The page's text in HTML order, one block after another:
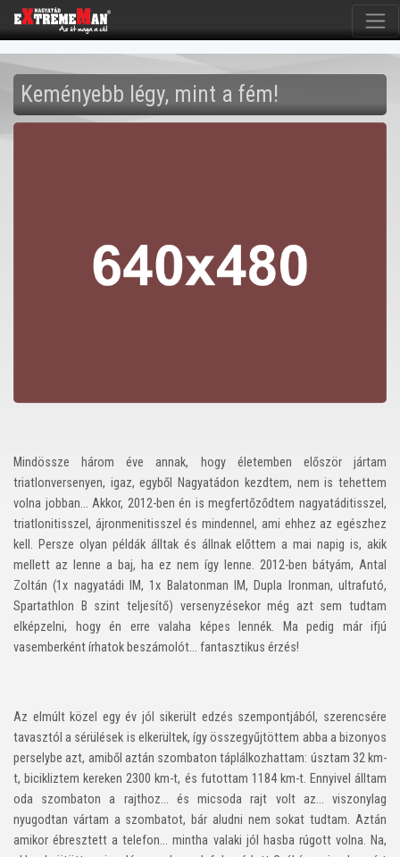
Keményebb légy, mint a fém!
Mindössze három éve annak, hogy életemben először jártam
triatlonversenyen, igaz, egyből Nagyatádon kezdtem, nem is tehettem
volna jobban… Akkor, 2012-ben én is megfertőződtem nagyatáditisszel,
triatlonitisszel, ájronmenitisszel és mindennel, ami ehhez az egészhez
kell. Persze olyan példák álltak és állnak előttem a mai napig is, akik
mellett az lenne a baj, ha ez nem így lenne. 2012-ben bátyám, Antal
Zoltán (1x nagyatádi IM, 1x Balatonman IM, Dupla Ironman, ultrafutó,
Spartathlon B szint teljesítő) versenyzésekor még azt sem tudtam
elképzelni, hogy én erre valaha képes lennék. Ma pedig már ifjú
vasemberként írhatok beszámolót… fantasztikus érzés!
Az elmúlt közel egy év jól sikerült edzés szempontjából, szerencsére
tavasztól a sérülések is elkerültek, így összegyűjtöttem abba a bizonyos
perselybe azt, amiből aztán szombaton táplálkozhattam: úsztam 32 km-
t, bicikliztem kereken 2300 km-t, és futottam 1184 km-t. Ennyivel álltam
oda szombaton a rajthoz… és micsoda rajt volt az… viszonylag
nyugodtan vártam a szombatot, bár aludni nem sokat tudtam. Aztán
amikor ébresztett a telefon… mintha valaki jól hasba rúgott volna. Na,